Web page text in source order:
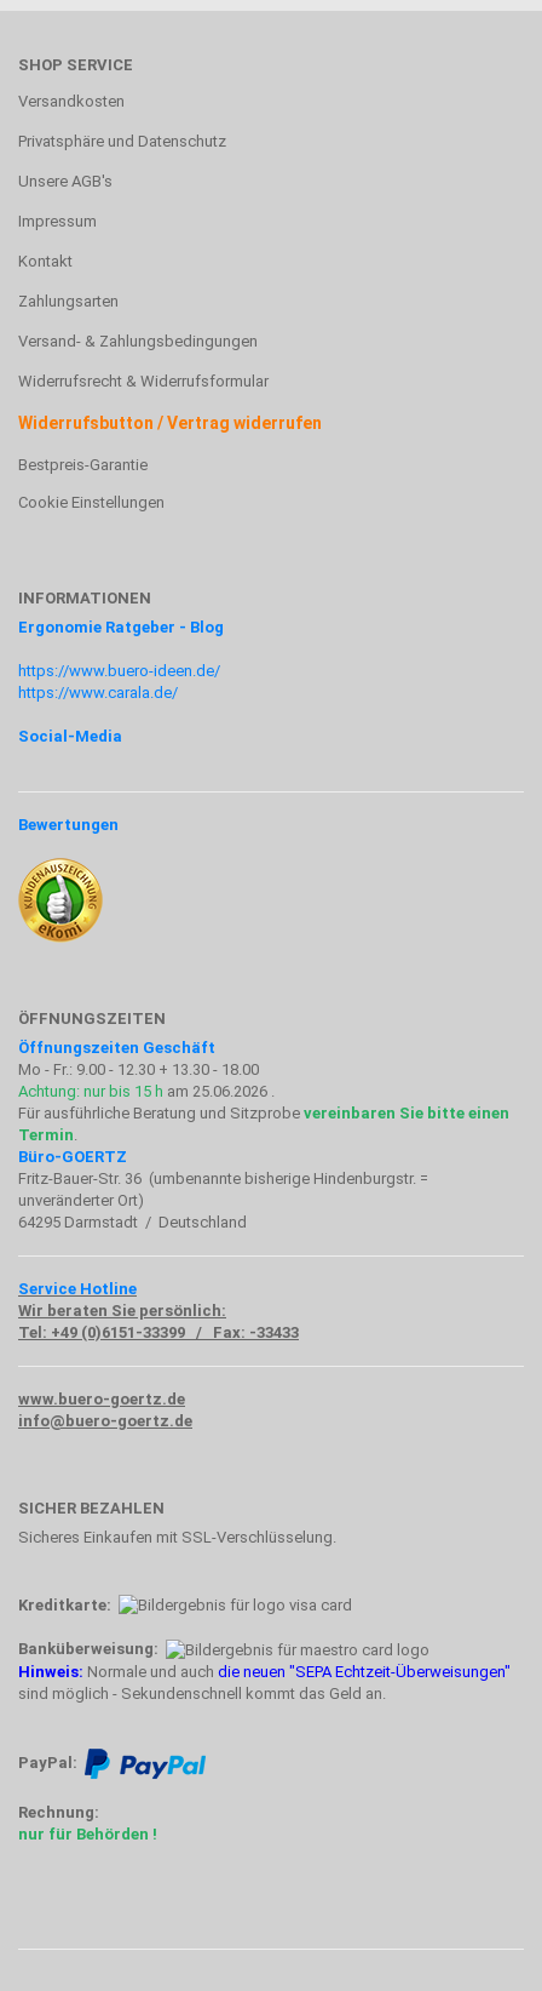
SHOP SERVICE
Versandkosten
Privatsphäre und Datenschutz
Unsere AGB's
Impressum
Kontakt
Zahlungsarten
Versand- & Zahlungsbedingungen
Widerrufsrecht & Widerrufsformular
Widerrufsbutton / Vertrag widerrufen
Bestpreis-Garantie
Cookie Einstellungen
INFORMATIONEN
Ergonomie Ratgeber - Blog
https://www.buero-ideen.de/
https://www.carala.de/
Social-Media
Bewertungen
ÖFFNUNGSZEITEN
Öffnungszeiten Geschäft
Mo - Fr.: 9.00 - 12.30 + 13.30 - 18.00
Achtung: nur bis 15 h am 25.06.2026 .
Für ausführliche Beratung und Sitzprobe vereinbaren Sie bitte einen
Termin
Büro-GOERTZ
Fritz-Bauer-Str. 36 (umbenannte bisherige Hindenburgstr. =
unveränderter Ort)
64295 Darmstadt / Deutschland
Service Hotline
Wir beraten Sie persönlich:
Tel: +49 (0)6151-33399 / Fax: -33433
www.buero-goertz.de
info@buero-goertz.de
SICHER BEZAHLEN
Sicheres Einkaufen mit SSL-Verschlüsselung.
Kreditkarte:
Banküberweisung:
Hinweis: Normale und auch die neuen "SEPA Echtzeit-Überweisungen"
sind möglich - Sekundenschnell kommt das Geld an.
PayPal:
Rechnung:
nur für Behörden !